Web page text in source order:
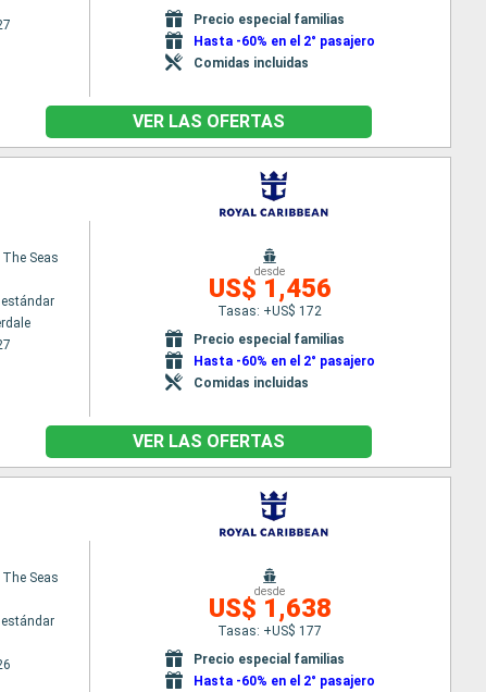
Precio especial familias
Hasta -60% en el 2° pasajero
Comidas incluidas
VER LAS OFERTAS
The Seas
desde
US$ 1,456
Tasas: +US$ 172
Precio especial familias
Hasta -60% en el 2° pasajero
Comidas incluidas
VER LAS OFERTAS
The Seas
desde
US$ 1,638
Tasas: +US$ 177
Precio especial familias
Hasta -60% en el 2° pasajero